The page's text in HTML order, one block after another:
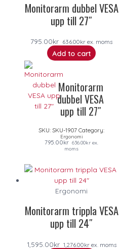
Monitorarm dubbel VESA
upp till 27″
795.00kr 636.00kr ex. moms
Add to cart
Monitorarm
dubbel VESA
upp till 27″
SKU: SKU-1907 Category:
Ergonomi
795.00kr 636.00kr ex.
moms
Ergonomi
Monitorarm trippla VESA
upp till 24″
1,595.00kr 1,276.00krex. moms